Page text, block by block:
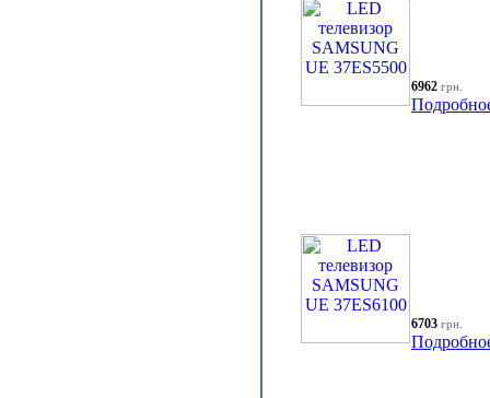
6962 грн.
6703 грн.